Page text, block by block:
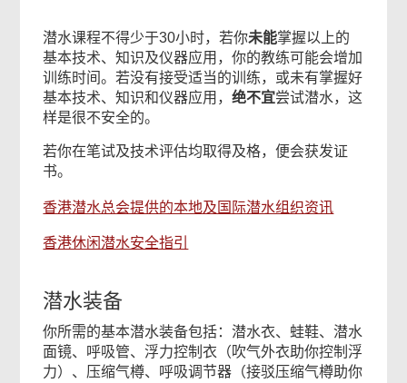
潜水课程不得少于30小时，若你未能掌握以上的
基本技术、知识及仪器应用，你的教练可能会增加
训练时间。若没有接受适当的训练，或未有掌握好
基本技术、知识和仪器应用，绝不宜尝试潜水，这
样是很不安全的。
若你在笔试及技术评估均取得及格，便会获发证
书。
香港潜水总会提供的本地及国际潜水组织资讯
香港休闲潜水安全指引
潜水装备
你所需的基本潜水装备包括：潜水衣、蛙鞋、潜水
面镜、呼吸管、浮力控制衣（吹气外衣助你控制浮
力）、压缩气樽、呼吸调节器（接驳压缩气樽助你